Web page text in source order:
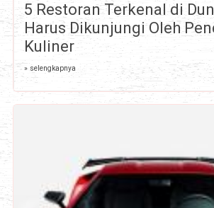
5 Restoran Terkenal di
Harus Dikunjungi Oleh
Kuliner
» selengkapnya